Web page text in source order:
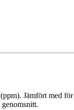
Jämfört med för